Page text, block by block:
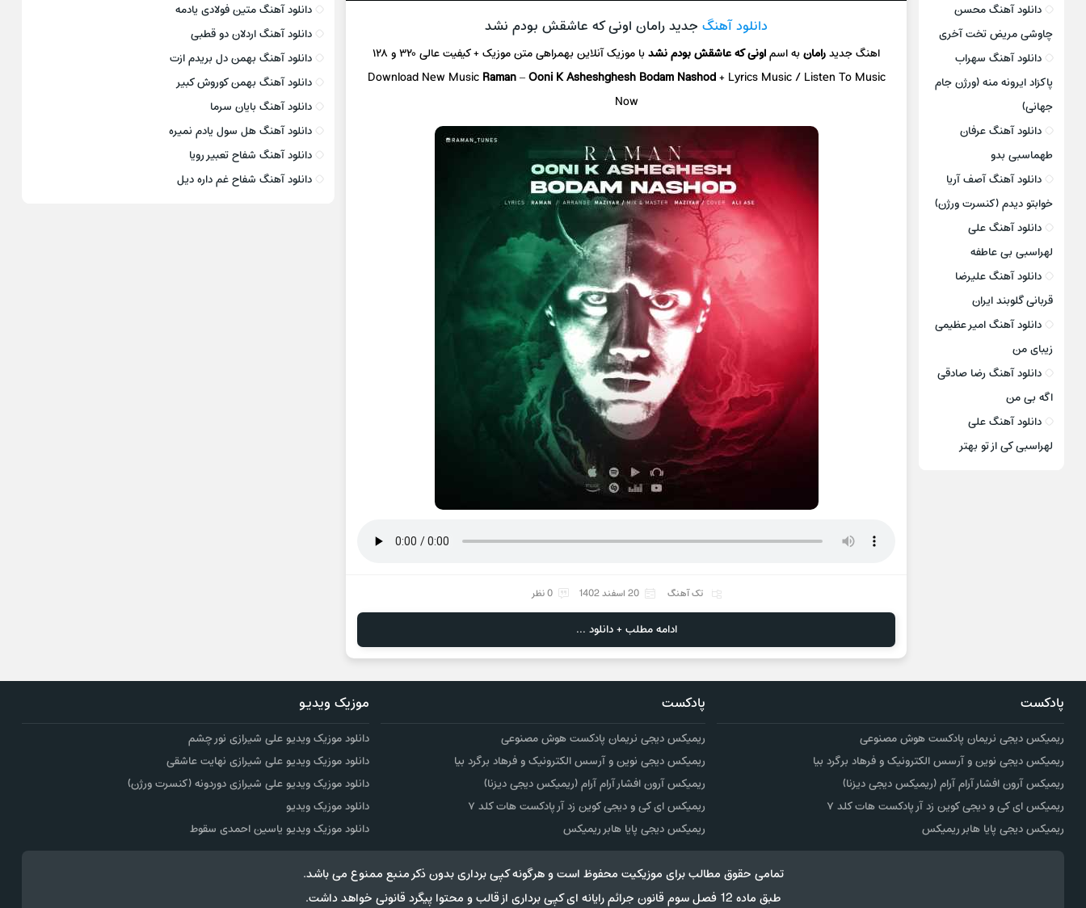
دانلود آهنگجدید رامان اونی که عاشقش بودم نشد
اهنگ جدیدرامانبه اسماونی که عاشقش بودم نشدبا موزیک آنلاینبهمراهی متن موزیک + کیفیت عالی ۳۲۰ و ۱۲۸
Download New Music Raman–Ooni K Asheshghesh Bodam Nashod+ Lyrics Music / Listen To Music
Now
تک آهنگ 20 اسفند 1402 0 نظر
ادامه مطلب + دانلود ...
دانلود آهنگ محسن
چاوشی مریض تخت آخری
دانلود آهنگ سهراب
پاکزاد ایرونه منه (ورژن جام
جهانی)
دانلود آهنگ عرفان
طهماسبی بدو
دانلود آهنگ آصف آریا
خوابتو دیدم (کنسرت ورژن)
دانلود آهنگ علی
لهراسبی بی عاطفه
دانلود آهنگ علیرضا
قربانی گلوبند ایران
دانلود آهنگ امیر عظیمی
زیبای من
دانلود آهنگ رضا صادقی
اگه بی من
دانلود آهنگ علی
لهراسبی کی از تو ‌بهتر
دانلود آهنگ متین فولادی یادمه
دانلود آهنگ اردلان دو قطبی
دانلود آهنگ بهمن دل بریدم ازت
دانلود آهنگ بهمن کوروش کبیر
دانلود آهنگ بایان سرما
دانلود آهنگ هل سول یادم نمیره
دانلود آهنگ شفاح تعبیر رویا
دانلود آهنگ شفاح غم داره دیل
پادکست
ریمیکس دیجی نریمان پادکست هوش مصنوعی
ریمیکس دیجی نوین و آرسس الکترونیک و فرهاد برگرد بیا
ریمیکس آرون افشار آرام آرام (ریمیکس دیجی دیزنا)
ریمیکس ای کی و دیجی کوین زد آر پادکست هات کلد ۷
ریمیکس دیجی پایا هابر ریمیکس
پادکست
ریمیکس دیجی نریمان پادکست هوش مصنوعی
ریمیکس دیجی نوین و آرسس الکترونیک و فرهاد برگرد بیا
ریمیکس آرون افشار آرام آرام (ریمیکس دیجی دیزنا)
ریمیکس ای کی و دیجی کوین زد آر پادکست هات کلد ۷
ریمیکس دیجی پایا هابر ریمیکس
موزیک ویدیو
دانلود موزیک ویدیو علی شیرازی نور چشم
دانلود موزیک ویدیو علی شیرازی نهایت عاشقی
دانلود موزیک ویدیو علی شیرازی دوردونه (کنسرت ورژن)
دانلود موزیک ویدیو
دانلود موزیک ویدیو یاسین احمدی سقوط
تمامی حقوق مطالب برای موزیکیت محفوظ است و هرگونه کپی برداری بدون ذکر منبع ممنوع می باشد.
طبق ماده 12 فصل سوم قانون جرائم رایانه ای کپی برداری از قالب و محتوا پیگرد قانونی خواهد داشت.